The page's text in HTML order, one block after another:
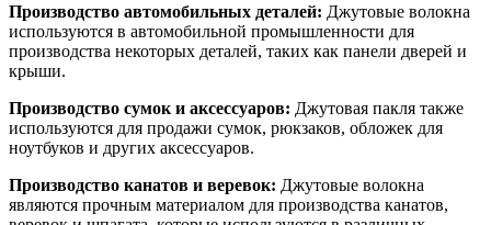
Производство автомобильных деталей: Джутовые волокна
используются в автомобильной промышленности для
производства некоторых деталей, таких как панели дверей и
крыши.
Производство сумок и аксессуаров: Джутовая пакля также
используются для продажи сумок, рюкзаков, обложек для
ноутбуков и других аксессуаров.
Производство канатов и веревок: Джутовые волокна
являются прочным материалом для производства канатов,